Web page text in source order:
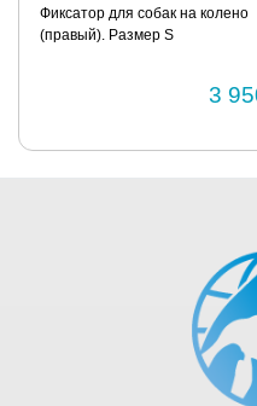
Ручная
стирка. 100%
24 см,
Фиксатор для собак на колено
(правый). Размер S
3